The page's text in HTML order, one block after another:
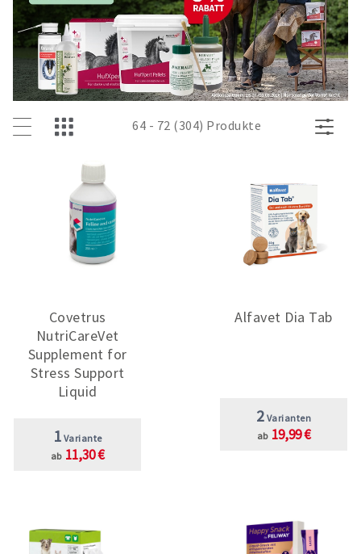
64 - 72 (304) Produkte
Covetrus
NutriCareVet
Supplement for
Stress Support
Liquid
1 Variante
ab 11,30 €
Alfavet Dia Tab
2 Varianten
ab 19,99 €